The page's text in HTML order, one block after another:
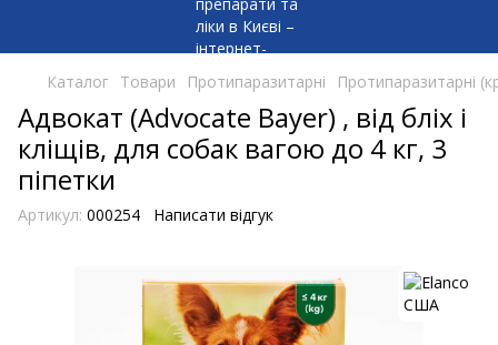
Каталог Товари Протипаразитарні Протипаразитарні
Адвокат (Advocate Bayer) , від бліх і
кліщів, для собак вагою до 4 кг, 3
піпетки
Артикул: 000254 Написати відгук